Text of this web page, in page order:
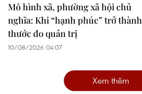
Mô hình xã, phường xã hội chủ
nghĩa: Khi “hạnh phúc” trở thành
thước đo quản trị
10/08/2026 04:07
Xem thêm